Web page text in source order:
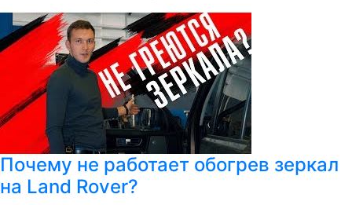
Почему не работает обогрев зеркал
на Land Rover?